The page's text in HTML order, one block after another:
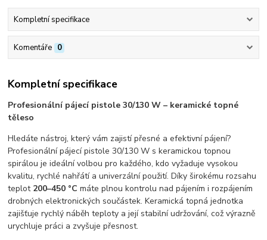
Kompletní specifikace
Komentáře 0
Kompletní specifikace
Profesionální pájecí pistole 30/130 W – keramické topné
těleso
Hledáte nástroj, který vám zajistí přesné a efektivní pájení?
Profesionální pájecí pistole 30/130 W s keramickou topnou
spirálou je ideální volbou pro každého, kdo vyžaduje vysokou
kvalitu, rychlé nahřátí a univerzální použití. Díky širokému rozsahu
teplot 200–450 °C máte plnou kontrolu nad pájením i rozpájením
drobných elektronických součástek. Keramická topná jednotka
zajišťuje rychlý náběh teploty a její stabilní udržování, což výrazně
urychluje práci a zvyšuje přesnost.